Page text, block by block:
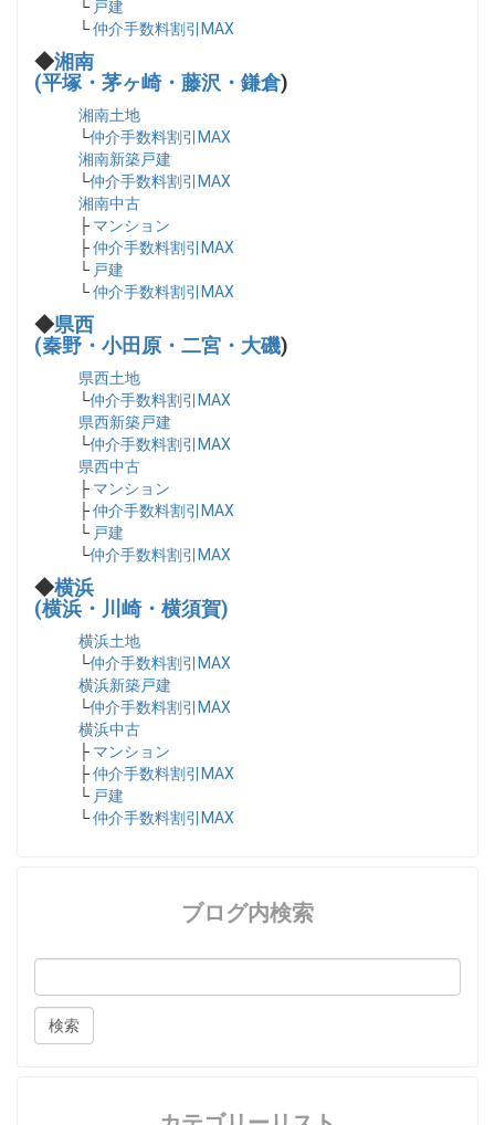
└ 戸建
└仲介手数料割引MAX
◆湘南
(平塚・茅ヶ崎・藤沢・鎌倉)
湘南土地
└仲介手数料割引MAX
湘南新築戸建
└仲介手数料割引MAX
湘南中古
├ マンション
├仲介手数料割引MAX
└ 戸建
└仲介手数料割引MAX
◆県西
(秦野・小田原・二宮・大磯)
県西土地
└仲介手数料割引MAX
県西新築戸建
└仲介手数料割引MAX
県西中古
├ マンション
├仲介手数料割引MAX
└ 戸建
└仲介手数料割引MAX
◆横浜
(横浜・川崎・横須賀)
横浜土地
└仲介手数料割引MAX
横浜新築戸建
└仲介手数料割引MAX
横浜中古
├ マンション
├仲介手数料割引MAX
└ 戸建
└仲介手数料割引MAX
ブログ内検索